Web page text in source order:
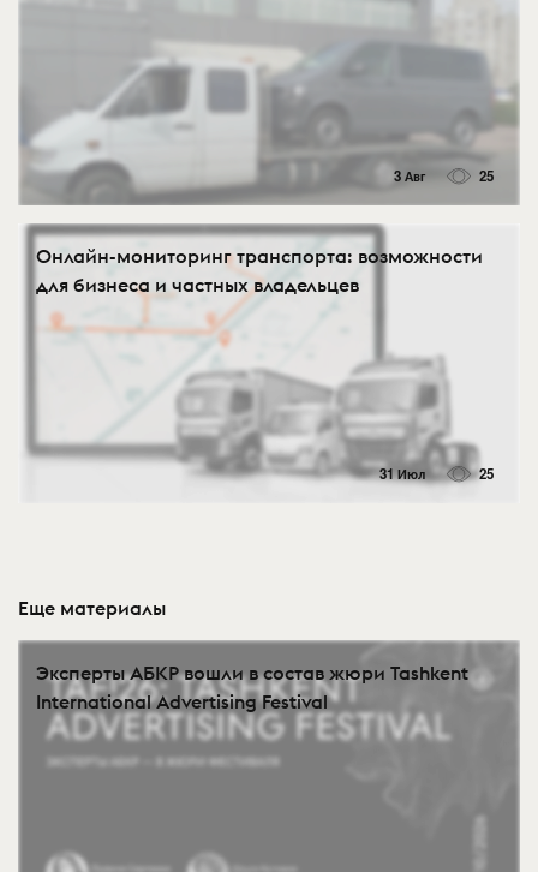
3 Авг 25
Онлайн-мониторинг транспорта: возможности
для бизнеса и частных владельцев
31 Июл 25
Еще материалы
Эксперты АБКР вошли в состав жюри Tashkent
International Advertising Festival